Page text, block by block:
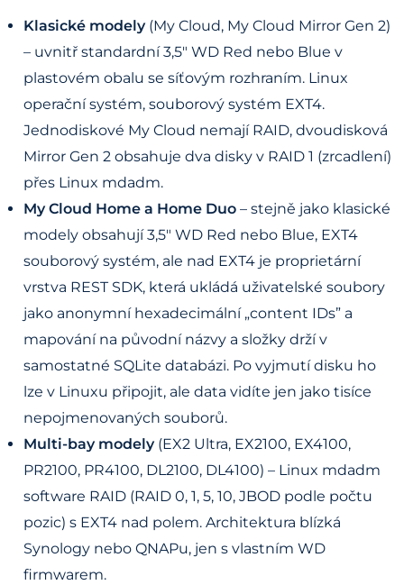
Klasické modely(My Cloud, My Cloud Mirror Gen 2)
– uvnitř standardní 3,5" WD Red nebo Blue v
plastovém obalu se síťovým rozhraním. Linux
operační systém, souborový systém EXT4.
Jednodiskové My Cloud nemají RAID, dvoudisková
Mirror Gen 2 obsahuje dva disky v RAID 1 (zrcadlení)
přes Linux mdadm.
My Cloud Home a Home Duo – stejně jako klasické
modely obsahují 3,5" WD Red nebo Blue, EXT4
souborový systém, ale nad EXT4 je proprietární
vrstva REST SDK, která ukládá uživatelské soubory
jako anonymní hexadecimální „content IDs” a
mapování na původní názvy a složky drží v
samostatné SQLite databázi. Po vyjmutí disku ho
lze v Linuxu připojit, ale data vidíte jen jako tisíce
nepojmenovaných souborů.
Multi-bay modely(EX2 Ultra, EX2100, EX4100,
PR2100, PR4100, DL2100, DL4100) – Linux mdadm
software RAID (RAID 0, 1, 5, 10, JBOD podle počtu
pozic) s EXT4 nad polem. Architektura blízká
Synology nebo QNAPu, jen s vlastním WD
firmwarem.